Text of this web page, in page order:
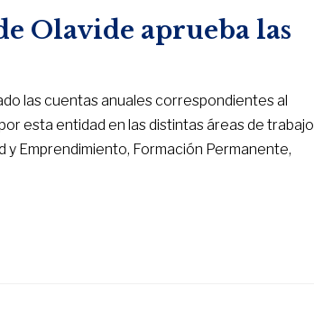
Olavide aprueba las
las cuentas anuales correspondientes al
esta entidad en las distintas áreas de trabajo
y Emprendimiento, Formación Permanente,